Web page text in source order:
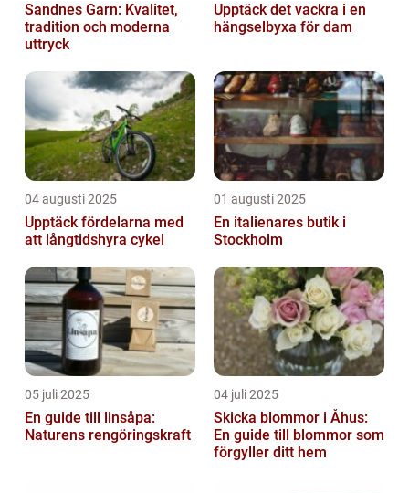
Sandnes Garn: Kvalitet,
tradition och moderna
uttryck
Upptäck det vackra i en
hängselbyxa för dam
04 augusti 2025
Upptäck fördelarna med
att långtidshyra cykel
01 augusti 2025
En italienares butik i
Stockholm
05 juli 2025
En guide till linsåpa:
Naturens rengöringskraft
04 juli 2025
Skicka blommor i Åhus:
En guide till blommor som
förgyller ditt hem